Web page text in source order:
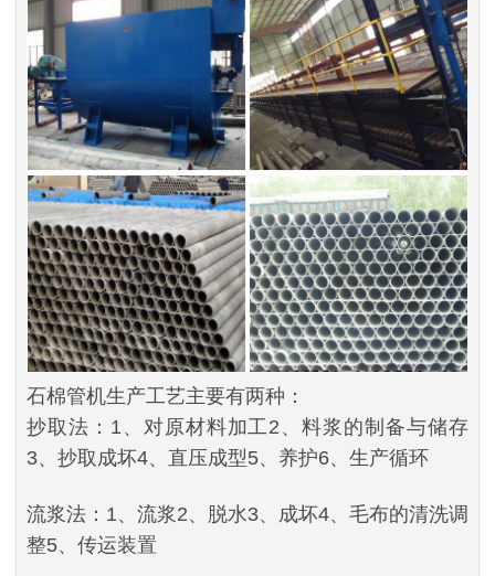
石棉管机生产工艺主要有两种：
抄取法：1、对原材料加工2、料浆的制备与储存
3、抄取成坏4、直压成型5、养护6、生产循环
流浆法：1、流浆2、脱水3、成坏4、毛布的清洗调
整5、传运装置